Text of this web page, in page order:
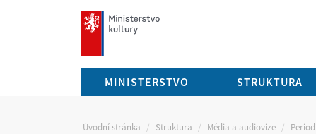
mkcr.cz
MINISTERSTVO STRUKTURA
Úvodní stránka Struktura Média a audiovize